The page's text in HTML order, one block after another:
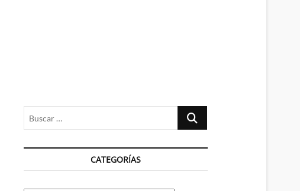
Buscar
CATEGORÍAS